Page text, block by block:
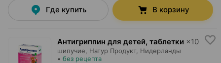
Где купить В корзину
Антигриппин для детей, таблетки ×10
шипучие, Натур Продукт, Нидерланды
• без рецепта